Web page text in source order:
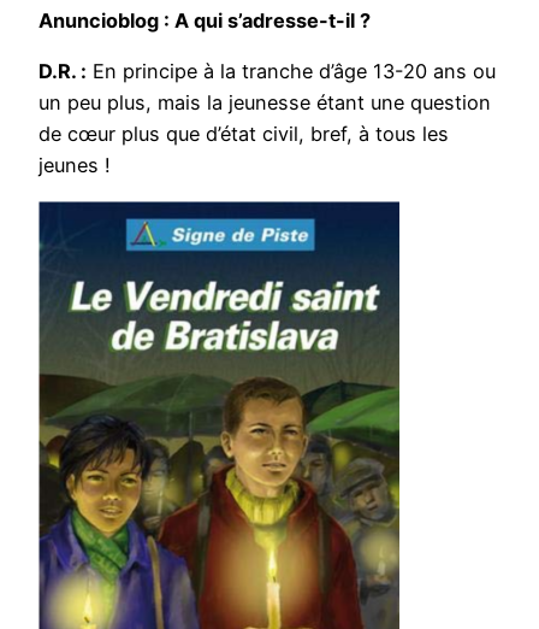
Anuncioblog : A qui s’adresse-t-il ?
D.R. : En principe à la tranche d’âge 13-20 ans ou
un peu plus, mais la jeunesse étant une question
de cœur plus que d’état civil, bref, à tous les
jeunes !